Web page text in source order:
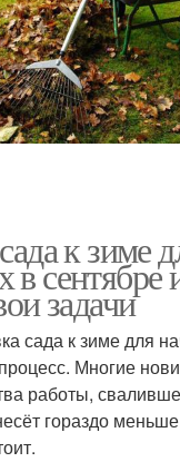
к зиме
сентябре
задачи
сада к зиме для
Многие
работы,
гораздо